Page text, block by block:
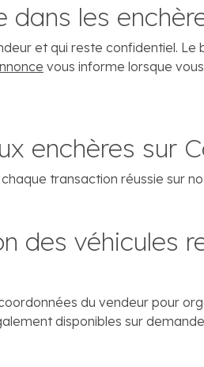
les
et qui reste confidentiel. Le
vous informe lorsque
enchères sur
transaction réussie sur
des véhicules
du vendeur pour
disponibles sur